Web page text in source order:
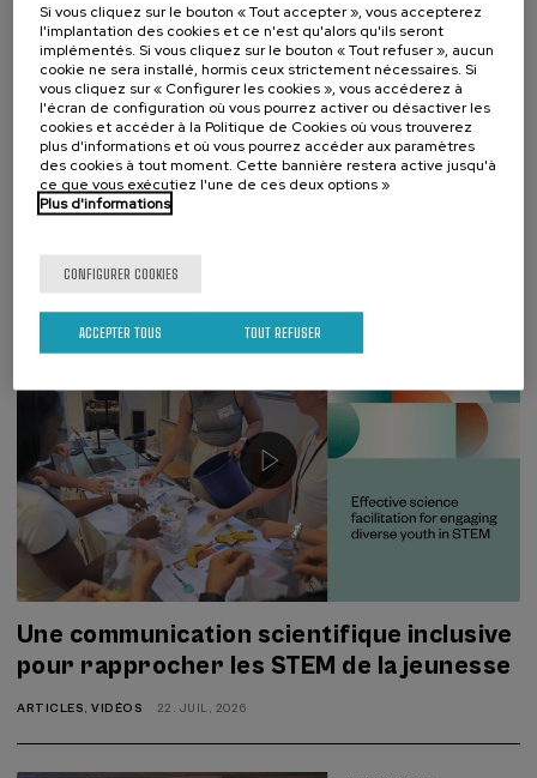
Les langues minoritaires et l'intelligence
artificielle à l'étude lors des Cours d'Été
Transfrontaliers
ARTICLES,VIDÉOS 29. JUIL, 2026
Une communication scientifique inclusive
pour rapprocher les STEM de la jeunesse
ARTICLES,VIDÉOS 22. JUIL, 2026
Si vous cliquez sur le bouton « Tout accepter », vous accepterez
l'implantation des cookies et ce n'est qu'alors qu'ils seront
implémentés. Si vous cliquez sur le bouton « Tout refuser », aucun
cookie ne sera installé, hormis ceux strictement nécessaires. Si
vous cliquez sur « Configurer les cookies », vous accéderez à
l'écran de configuration où vous pourrez activer ou désactiver les
cookies et accéder à la Politique de Cookies où vous trouverez
plus d'informations et où vous pourrez accéder aux paramètres
des cookies à tout moment. Cette bannière restera active jusqu'à
ce que vous exécutiez l'une de ces deux options »
Plus d'informations
CONFIGURER COOKIES
TOUT REFUSER
ACCEPTER TOUS